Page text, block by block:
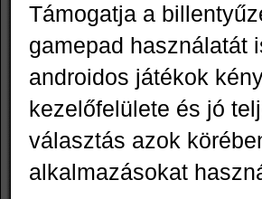
Támogatja a
gamepad használatát
androidos játékok
kezelőfelülete és jó
választás azok
alkalmazásokat